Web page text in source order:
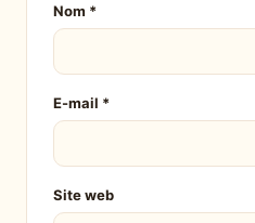
Nom *
E-mail *
Site web